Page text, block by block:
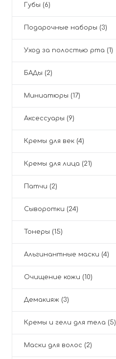
Губы (6)
Подарочные наборы (3)
Уход за полостью рта (1)
БАДы (2)
Миниатюры (17)
Аксессуары (9)
Кремы для век (4)
Кремы для лица (21)
Патчи (2)
Сыворотки (24)
Тонеры (15)
Альгинантные маски (4)
Очищение кожи (10)
Демакияж (3)
Кремы и гели для тела (5)
Маски для волос (2)